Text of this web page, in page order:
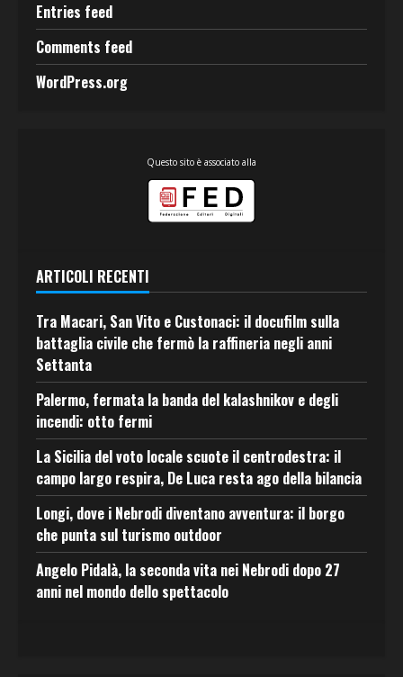
Entries feed
Comments feed
WordPress.org
Questo sito è associato alla
ARTICOLI RECENTI
Tra Macari, San Vito e Custonaci: il docufilm sulla
battaglia civile che fermò la raffineria negli anni
Settanta
Palermo, fermata la banda del kalashnikov e degli
incendi: otto fermi
La Sicilia del voto locale scuote il centrodestra: il
campo largo respira, De Luca resta ago della bilancia
Longi, dove i Nebrodi diventano avventura: il borgo
che punta sul turismo outdoor
Angelo Pidalà, la seconda vita nei Nebrodi dopo 27
anni nel mondo dello spettacolo